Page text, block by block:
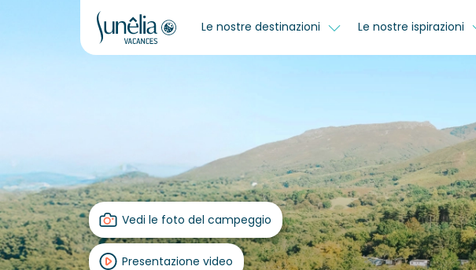
Le nostre destinazioni Le nostre ispirazioni
Vedi le foto del campeggio
Presentazione video